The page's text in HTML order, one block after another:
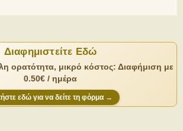
Διαφημιστείτε Εδώ
ορατότητα, μικρό κόστος: Διαφήμιση με
0.50€ / ημέρα
εδώ για να δείτε τη φόρμα →